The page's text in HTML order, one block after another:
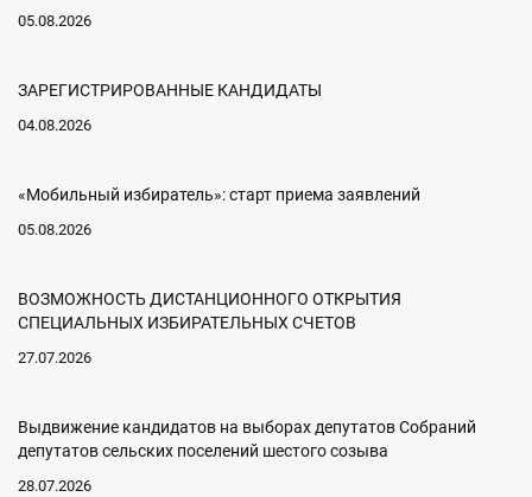
05.08.2026
ЗАРЕГИСТРИРОВАННЫЕ КАНДИДАТЫ
04.08.2026
«Мобильный избиратель»: старт приема заявлений
05.08.2026
ВОЗМОЖНОСТЬ ДИСТАНЦИОННОГО ОТКРЫТИЯ
СПЕЦИАЛЬНЫХ ИЗБИРАТЕЛЬНЫХ СЧЕТОВ
27.07.2026
Выдвижение кандидатов на выборах депутатов Собраний
депутатов сельских поселений шестого созыва
28.07.2026